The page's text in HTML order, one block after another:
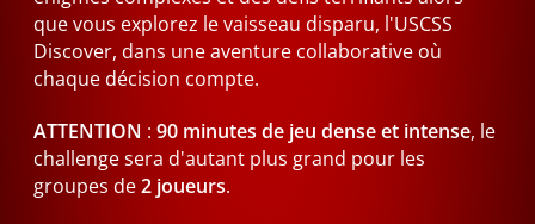
que vous explorez le vaisseau disparu, l'USCSS
Discover, dans une aventure collaborative où
chaque décision compte.
ATTENTION : 90 minutes de jeu dense et intense, le
challenge sera d'autant plus grand pour les
groupes de2 joueurs.